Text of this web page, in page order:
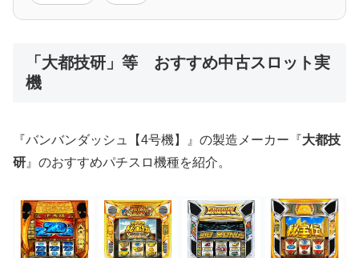
値下げ台
「大都技研」等 おすすめ中古スロット実
機
『バンバンダッシュ【4号機】』の製造メーカー『大都技
研 』のおすすめパチスロ機種を紹介。